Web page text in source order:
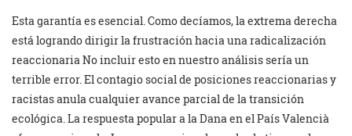
Esta garantía es esencial. Como decíamos, la extrema derecha
está logrando dirigir la frustración hacia una radicalización
reaccionaria No incluir esto en nuestro análisis sería un
terrible error. El contagio social de posiciones reaccionarias y
racistas anula cualquier avance parcial de la transición
ecológica. La respuesta popular a la Dana en el País Valencià